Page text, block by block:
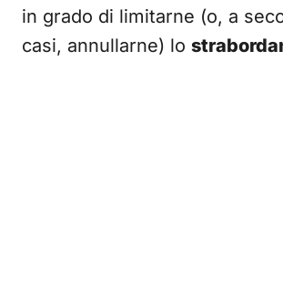
in grado di limitarne (o, a
casi, annullarne) lo